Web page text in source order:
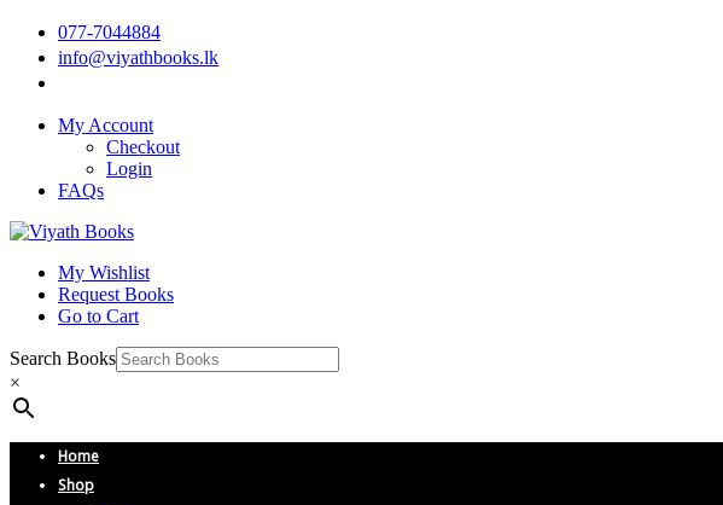
077-7044884
info@viyathbooks.lk
My Account
Checkout
Login
FAQs
My Wishlist
Request Books
Go to Cart
Search Books
×
Home
Shop